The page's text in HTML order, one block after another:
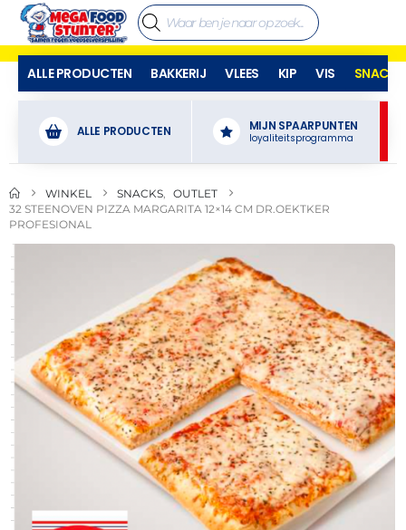
ALLE PRODUCTEN BAKKERIJ VLEES KIP VIS SNACKS
ALLE PRODUCTEN MIJN SPAARPUNTEN
loyaliteitsprogramma
WINKEL SNACKS
OUTLET
32 STEENOVEN PIZZA MARGARITA 12×14 CM DR.OEKTKER
PROFESIONAL